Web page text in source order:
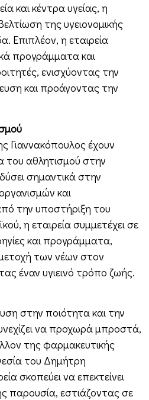
και κέντρα υγείας, η
της υγειονομικής
Επιπλέον, η εταιρεία
προγράμματα και
ενισχύοντας την
και προάγοντας την
Γιαννακόπουλος έχουν
του αθλητισμού στην
σημαντικά στην
και
την υποστήριξη του
η εταιρεία συμμετέχει σε
και προγράμματα,
των νέων στον
έναν υγιεινό τρόπο ζωής.
στην ποιότητα και την
να προχωρά μπροστά,
της φαρμακευτικής
του Δημήτρη
σκοπεύει να επεκτείνει
παρουσία, εστιάζοντας σε